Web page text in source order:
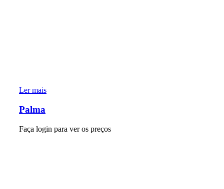
Ler mais
Palma
Faça login para ver os preços